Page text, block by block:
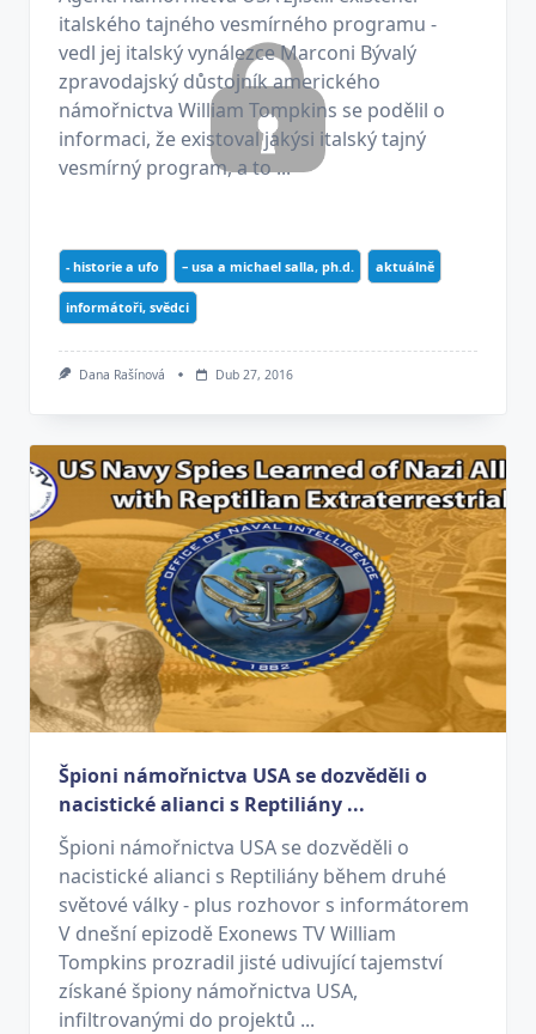
italského tajného vesmírného programu -
vedl jej italský vynálezce Marconi Bývalý
zpravodajský důstojník amerického
námořnictva William Tompkins se podělil o
informaci, že existoval jakýsi italský tajný
vesmírný program, a to ...
- historie a ufo – usa a michael salla, ph.d. aktuálně
informátoři, svědci
Dana Rašínová Dub 27, 2016
Špioni námořnictva USA se dozvěděli o
nacistické alianci s Reptiliány ...
Špioni námořnictva USA se dozvěděli o
nacistické alianci s Reptiliány během druhé
světové války - plus rozhovor s informátorem
V dnešní epizodě Exonews TV William
Tompkins prozradil jisté udivující tajemství
získané špiony námořnictva USA,
infiltrovanými do projektů ...